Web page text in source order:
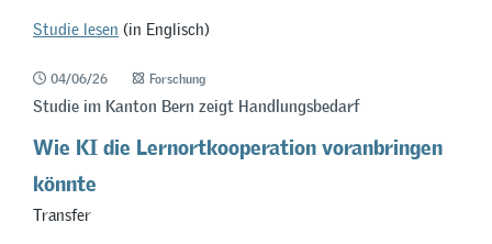
Studie lesen (in Englisch)
04/06/26 Forschung
Studie im Kanton Bern zeigt Handlungsbedarf
Wie KI die Lernortkooperation voranbringen
könnte
Transfer